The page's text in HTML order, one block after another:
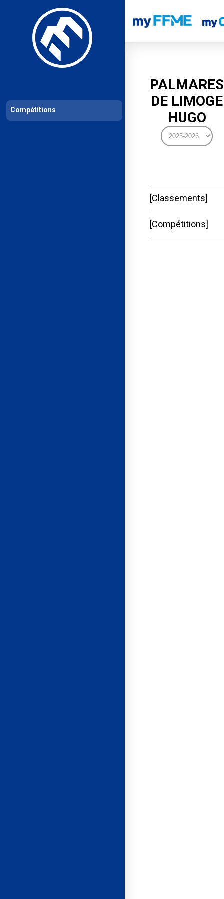
Les compétitions Calendrier de compétitions Classements
PALMARES
DE LIMOGE
HUGO
Classements
Compétitions
Compétitions